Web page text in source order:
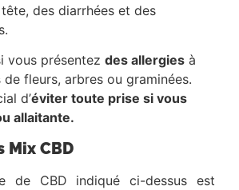
des diarrhées et des
vous présentez des allergies à
fleurs, arbres ou graminées.
d’éviter toute prise si vous
allaitante.
Mix CBD
de CBD indiqué ci-dessus est